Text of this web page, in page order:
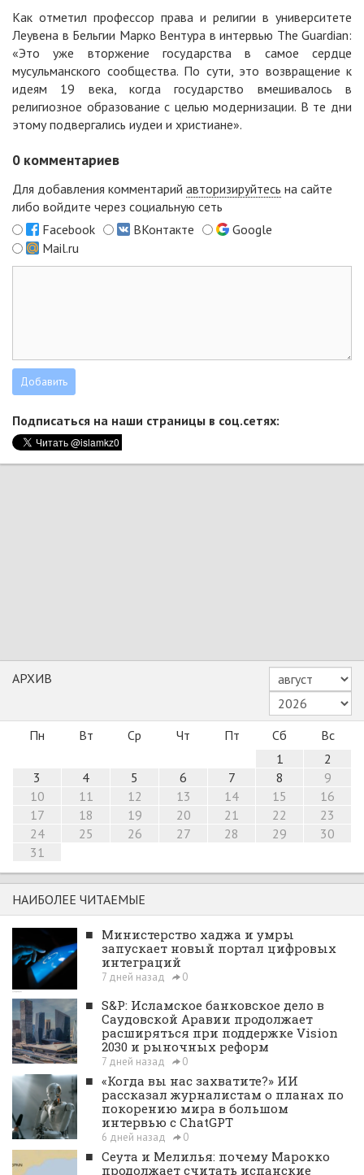
Как отметил профессор права и религии в университете
Леувена в Бельгии Марко Вентура в интервью The Guardian:
«Это уже вторжение государства в самое сердце
мусульманского сообщества. По сути, это возвращение к
идеям 19 века, когда государство вмешивалось в
религиозное образование с целью модернизации. В те дни
этому подвергались иудеи и христиане».
0 комментариев
Для добавления комментарий авторизируйтесь на сайте
либо войдите через социальную сеть
Facebook
ВКонтакте
Google
Mail.ru
Подписаться на наши страницы в соц.сетях:
АРХИВ
Пн Вт Ср Чт Пт Сб
Вс
1
2
3
4 5 6 7 8
9
10
11 12 13 14 15
16
17
18 19 20 21 22
23
24
25 26 27 28 29
30
31
НАИБОЛЕЕ ЧИТАЕМЫЕ
■ Министерство хаджа и умры
запускает новый портал цифровых
интеграций
7 дней назад 0
■ S&P: Исламское банковское дело в
Саудовской Аравии продолжает
расширяться при поддержке Vision
2030 и рыночных реформ
7 дней назад 0
■ «Когда вы нас захватите?» ИИ
рассказал журналистам о планах по
покорению мира в большом
интервью с ChatGPT
6 дней назад 0
■ Сеута и Мелилья: почему Марокко
продолжает считать испанские